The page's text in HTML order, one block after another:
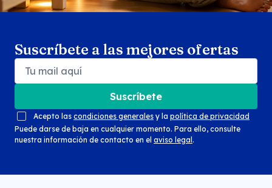
Suscríbete a las mejores ofertas
Suscríbete
Acepto las condiciones generales y la política de privacidad
Puede darse de baja en cualquier momento. Para ello, consulte
nuestra información de contacto en el aviso legal .